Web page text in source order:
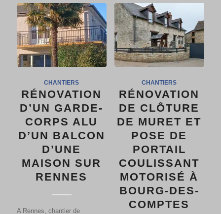
CHANTIERS
RÉNOVATION
D’UN GARDE-
CORPS ALU
D’UN BALCON
D’UNE
MAISON SUR
RENNES
A Rennes, chantier de
CHANTIERS
RÉNOVATION
DE CLÔTURE
DE MURET ET
POSE DE
PORTAIL
COULISSANT
MOTORISÉ À
BOURG-DES-
COMPTES